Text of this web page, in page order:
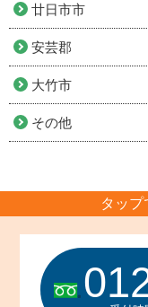
廿日市市
安芸郡
大竹市
その他
タップ